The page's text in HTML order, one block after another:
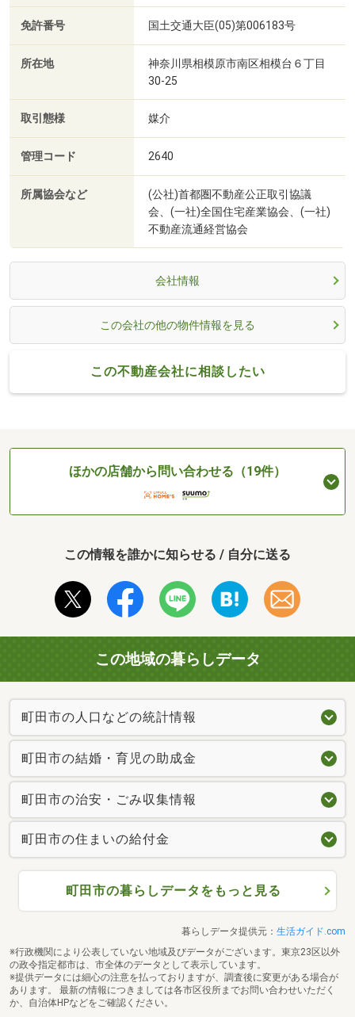
免許番号 国土交通大臣(05)第006183号
所在地
神奈川県相模原市南区相模台６丁目
30-25
取引態様 媒介
管理コード 2640
所属協会など
(公社)首都圏不動産公正取引協議
会、(一社)全国住宅産業協会、(一社)
不動産流通経営協会
会社情報
この会社の他の物件情報を見る
この不動産会社に相談したい
ほかの店舗から問い合わせる（19件）
この情報を誰かに知らせる / 自分に送る
この地域の暮らしデータ
町田市の人口などの統計情報
町田市の結婚・育児の助成金
町田市の治安・ごみ収集情報
町田市の住まいの給付金
町田市の暮らしデータをもっと見る
暮らしデータ提供元： 生活ガイド.com
※行政機関により公表していない地域及びデータがございます。東京23区以外
の政令指定都市は、市全体のデータとして表示しています。
※提供データには細心の注意を払っておりますが、調査後に変更がある場合が
あります。 最新の情報につきましては各市区役所までお問い合わせいただく
か、自治体HPなどをご確認ください。